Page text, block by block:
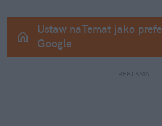
Ustaw naTemat jako
Google
REKLAMA